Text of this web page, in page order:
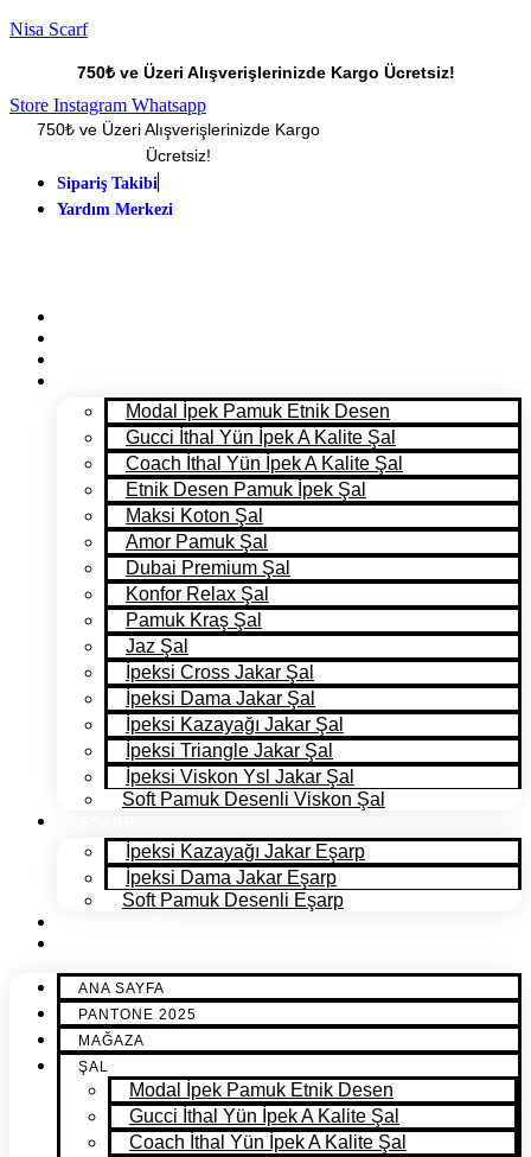
Nisa Scarf
750₺ ve Üzeri Alışverişlerinizde Kargo Ücretsiz!
Store Instagram Whatsapp
750₺ ve Üzeri Alışverişlerinizde Kargo
Ücretsiz!
Sipariş Takibi
Yardım Merkezi
Modal İpek Pamuk Etnik Desen
Gucci İthal Yün İpek A Kalite Şal
Coach İthal Yün İpek A Kalite Şal
Etnik Desen Pamuk İpek Şal
Maksi Koton Şal
Amor Pamuk Şal
Dubai Premium Şal
Konfor Relax Şal
Pamuk Kraş Şal
Jaz Şal
İpeksi Cross Jakar Şal
İpeksi Dama Jakar Şal
İpeksi Kazayağı Jakar Şal
İpeksi Triangle Jakar Şal
İpeksi Viskon Ysl Jakar Şal
Soft Pamuk Desenli Viskon Şal
İpeksi Kazayağı Jakar Eşarp
İpeksi Dama Jakar Eşarp
Soft Pamuk Desenli Eşarp
ANA SAYFA
PANTONE 2025
MAĞAZA
ŞAL
Modal İpek Pamuk Etnik Desen
Gucci İthal Yün İpek A Kalite Şal
Coach İthal Yün İpek A Kalite Şal